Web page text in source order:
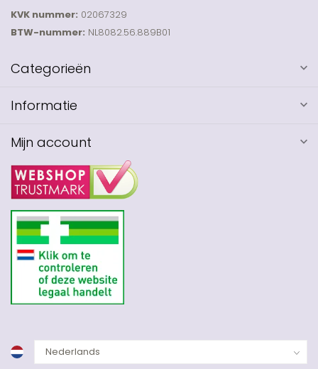
KVK nummer: 02067329
BTW-nummer: NL8082.56.889B01
Categorieën
Informatie
Mijn account